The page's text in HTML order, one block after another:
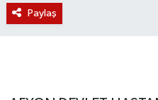
Paylaş